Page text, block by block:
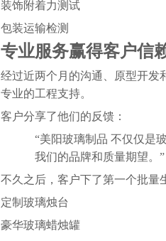
装饰附着力测试
包装运输检测
专业服务赢得客户信
经过近两个月的沟通、原型开发
专业的工程支持。
客户分享了他们的反馈：
“美阳玻璃制品 不仅仅是
我们的品牌和质量期望。”
不久之后，客户下了第一个批量
定制玻璃烛台
豪华玻璃蜡烛罐